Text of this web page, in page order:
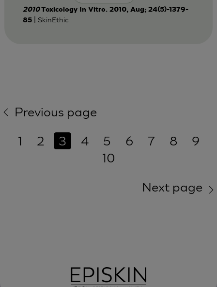
2010Toxicology In Vitro. 2010, Aug; 24(5)-1379-
85| SkinEthic
Previous page
1
2 3 4 5 6 7 8
9
10
Next page